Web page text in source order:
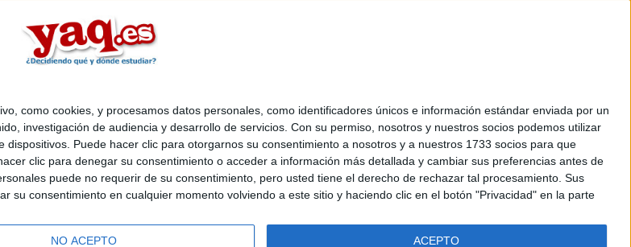
como cookies, y procesamos datos personales, como identificadores únicos e información estándar enviada por un
investigación de audiencia y desarrollo de servicios. Con su permiso, nosotros y nuestros socios podemos utilizar
Puede hacer clic para otorgarnos su consentimiento a nosotros y a nuestros 1733 socios para que
clic para denegar su consentimiento o acceder a información más detallada y cambiar sus preferencias antes de
puede no requerir de su consentimiento, pero usted tiene el derecho de rechazar tal procesamiento. Sus
su consentimiento en cualquier momento volviendo a este sitio y haciendo clic en el botón "Privacidad" en la parte
NO ACEPTO ACEPTO
somos|Contactar|Anúnciate
privacidad|Condiciones generales|Política de cookies
- Diego de León 47 - 28006 Madrid [ESPAÑA] - Tel. +34 91 593 2767